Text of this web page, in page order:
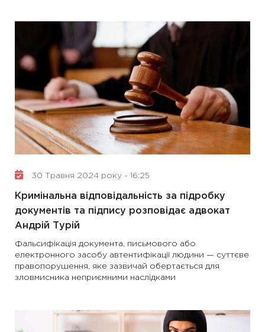
30 Травня 2024 року - 16:25
Кримінальна відповідальність за підробку
документів та підпису розповідає адвокат
Андрій Турій
Фальсифікація документа, письмового або
електронного засобу автентифікації людини — суттєве
правопорушення, яке зазвичай обертається для
зловмисника неприємними наслідками